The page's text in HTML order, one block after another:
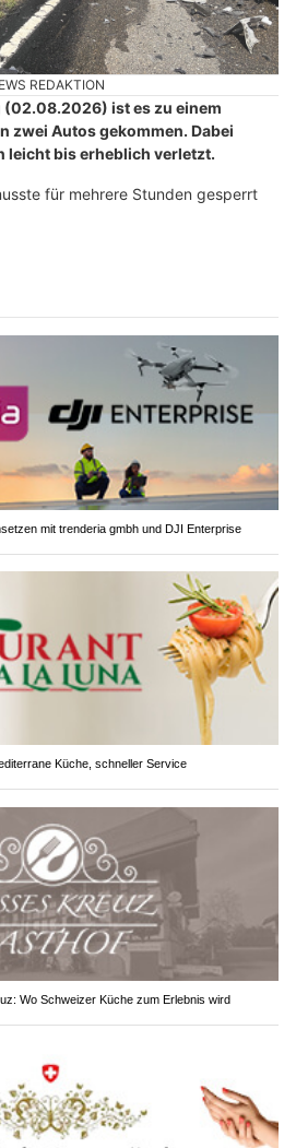
REDAKTION
ist es zu einem
zwei Autos gekommen. Dabei
leicht bis erheblich verletzt.
für mehrere Stunden gesperrt
mit trenderia gmbh und DJI Enterprise
Küche, schneller Service
Wo Schweizer Küche zum Erlebnis wird